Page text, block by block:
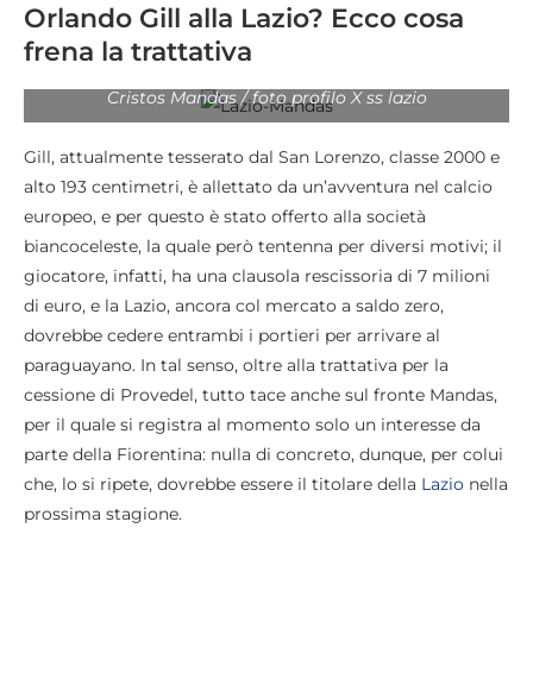
Orlando Gill alla Lazio? Ecco cosa
frena la trattativa
Cristos Mandas / foto profilo X ss lazio
Gill, attualmente tesserato dal San Lorenzo, classe 2000 e
alto 193 centimetri, è allettato da un’avventura nel calcio
europeo, e per questo è stato offerto alla società
biancoceleste, la quale però tentenna per diversi motivi; il
giocatore, infatti, ha una clausola rescissoria di 7 milioni
di euro, e la Lazio, ancora col mercato a saldo zero,
dovrebbe cedere entrambi i portieri per arrivare al
paraguayano. In tal senso, oltre alla trattativa per la
cessione di Provedel, tutto tace anche sul fronte Mandas,
per il quale si registra al momento solo un interesse da
parte della Fiorentina: nulla di concreto, dunque, per colui
che, lo si ripete, dovrebbe essere il titolare della Lazio nella
prossima stagione.